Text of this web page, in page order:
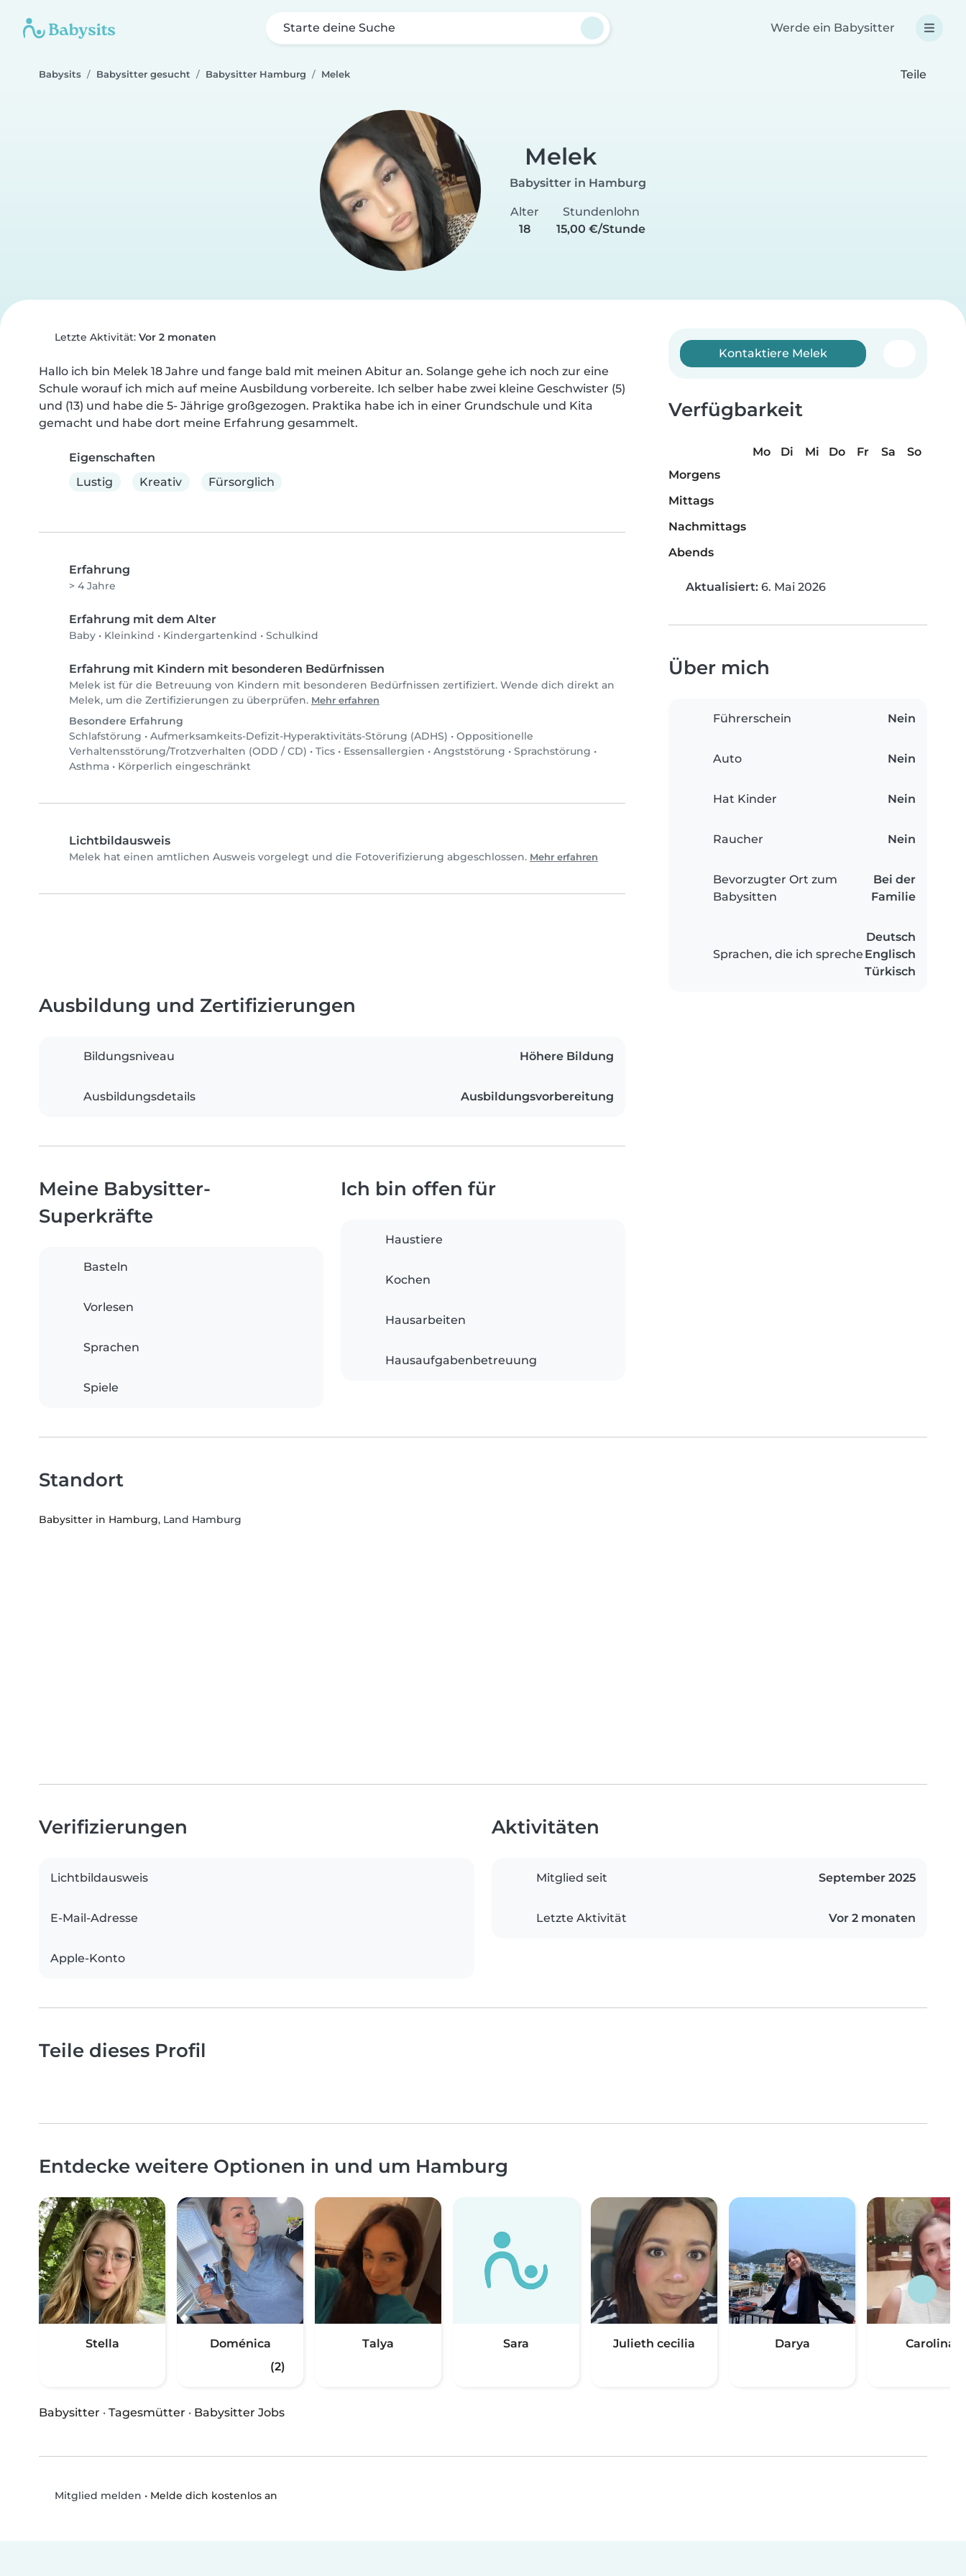
Starte deine Suche Werde ein Babysitter
Babysits Babysitter gesucht Babysitter Hamburg Melek Teile
Melek
Babysitter in Hamburg
Alter
18
Stundenlohn
15,00 €/Stunde
Letzte Aktivität: Vor 2 monaten
Hallo ich bin Melek 18 Jahre und fange bald mit meinen Abitur an. Solange gehe ich noch zur eine
Schule worauf ich mich auf meine Ausbildung vorbereite. Ich selber habe zwei kleine Geschwister (5)
und (13) und habe die 5- Jährige großgezogen. Praktika habe ich in einer Grundschule und Kita
gemacht und habe dort meine Erfahrung gesammelt.
Eigenschaften
Lustig
Kreativ Fürsorglich
Erfahrung
> 4 Jahre
Erfahrung mit dem Alter
Baby • Kleinkind • Kindergartenkind • Schulkind
Erfahrung mit Kindern mit besonderen Bedürfnissen
Melek ist für die Betreuung von Kindern mit besonderen Bedürfnissen zertifiziert. Wende dich direkt an
Melek, um die Zertifizierungen zu überprüfen. Mehr erfahren
Besondere Erfahrung
Schlafstörung • Aufmerksamkeits-Defizit-Hyperaktivitäts-Störung (ADHS) • Oppositionelle
Verhaltensstörung/Trotzverhalten (ODD / CD) • Tics • Essensallergien • Angststörung • Sprachstörung •
Asthma • Körperlich eingeschränkt
Lichtbildausweis
Melek hat einen amtlichen Ausweis vorgelegt und die Fotoverifizierung abgeschlossen. Mehr erfahren
Kontaktiere Melek
Verfügbarkeit
Mo Di Mi Do Fr Sa
So
Morgens
Mittags
Nachmittags
Abends
Aktualisiert: 6. Mai 2026
Über mich
Führerschein Nein
Auto Nein
Hat Kinder Nein
Raucher Nein
Bevorzugter Ort zum
Babysitten
Bei der
Familie
Sprachen, die ich spreche
Deutsch
Englisch
Türkisch
Ausbildung und Zertifizierungen
Bildungsniveau Höhere Bildung
Ausbildungsdetails Ausbildungsvorbereitung
Meine Babysitter-
Superkräfte
Basteln
Vorlesen
Sprachen
Spiele
Ich bin offen für
Haustiere
Kochen
Hausarbeiten
Hausaufgabenbetreuung
Standort
Babysitter in Hamburg, Land Hamburg
Verifizierungen
Lichtbildausweis
E-Mail-Adresse
Apple-Konto
Aktivitäten
Mitglied seit September 2025
Letzte Aktivität Vor 2 monaten
Teile dieses Profil
Entdecke weitere Optionen in und um Hamburg
Stella
Doménica
(2)
Talya Sara Julieth cecilia Darya Carolina
Babysitter · Tagesmütter · Babysitter Jobs
Mitglied melden • Melde dich kostenlos an